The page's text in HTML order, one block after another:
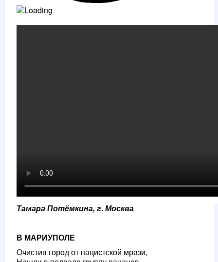
Тамара Потёмкина, г. Москва
В МАРИУПОЛЕ
Очистив город от нацистской мрази,